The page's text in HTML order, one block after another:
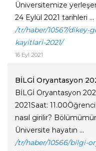
Üniversitemize
24 Eylül 2021 tarihleri ...
/tr/haber/10567/dikey-
kayitlari-2021/
16 Eyl 2021
BİLGİ Oryantasyon
BİLGİ Oryantasyon
2021Saat:
nasıl girilir?
Üniversite hayatın ...
/tr/haber/10566/bilgi-